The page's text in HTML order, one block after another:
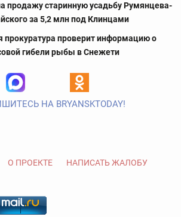
продажу старинную усадьбу Румянцева-
за 5,2 млн под Клинцами
прокуратура проверит информацию о
гибели рыбы в Снежети
НА BRYANSKTODAY!
О ПРОЕКТЕ НАПИСАТЬ ЖАЛОБУ